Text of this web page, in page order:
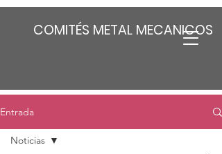
COMITÉS METAL MECANICOS
Entrada
Noticias